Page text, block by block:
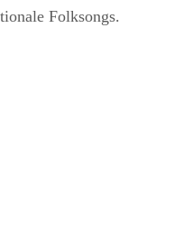
Folksongs.